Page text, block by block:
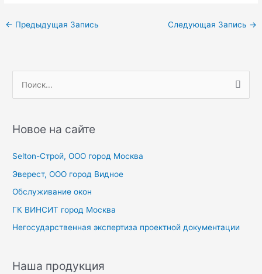
Навигация
← Предыдущая Запись Следующая Запись →
с
:
Новое на сайте
Selton-Строй, OOO город Москва
Эверест, ООО город Видное
Обслуживание окон
ГК ВИНСИТ город Москва
Негосударственная экспертиза проектной документации
Наша продукция